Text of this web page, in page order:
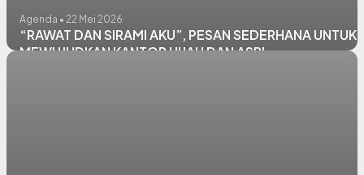
Agenda • 22 Mei 2026
“RAWAT DAN SIRAMI AKU”, PESAN SEDERHANA UNTUK
MEWUJUDKAN KANTOR HIJAU DAN ASRI